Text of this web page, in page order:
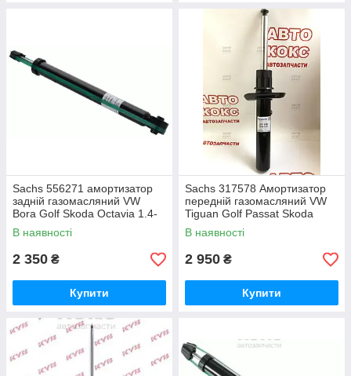
Sachs 556271 амортизатор
задній газомасляний VW
Bora Golf Skoda Octavia 1.4-
2.0
В наявності
2 350 ₴
Купити
Sachs 317578 Амортизатор
передній газомасляний VW
Tiguan Golf Passat Skoda
Superb 1.0-3.6
В наявності
2 950 ₴
Купити